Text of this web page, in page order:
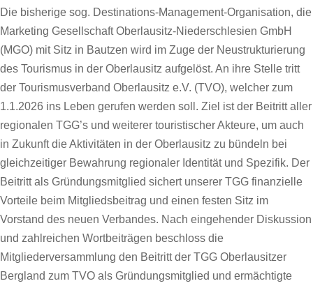
Die bisherige sog. Destinations-Management-Organisation, die
Marketing Gesellschaft Oberlausitz-Niederschlesien GmbH
(MGO) mit Sitz in Bautzen wird im Zuge der Neustrukturierung
des Tourismus in der Oberlausitz aufgelöst. An ihre Stelle tritt
der Tourismusverband Oberlausitz e.V. (TVO), welcher zum
1.1.2026 ins Leben gerufen werden soll. Ziel ist der Beitritt aller
regionalen TGG’s und weiterer touristischer Akteure, um auch
in Zukunft die Aktivitäten in der Oberlausitz zu bündeln bei
gleichzeitiger Bewahrung regionaler Identität und Spezifik. Der
Beitritt als Gründungsmitglied sichert unserer TGG finanzielle
Vorteile beim Mitgliedsbeitrag und einen festen Sitz im
Vorstand des neuen Verbandes. Nach eingehender Diskussion
und zahlreichen Wortbeiträgen beschloss die
Mitgliederversammlung den Beitritt der TGG Oberlausitzer
Bergland zum TVO als Gründungsmitglied und ermächtigte